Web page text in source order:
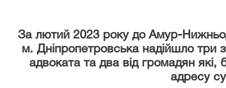
За лютий 2023 року до Амур-
м. Дніпропетровська надійшло три
адвоката та два від громадян
адресу